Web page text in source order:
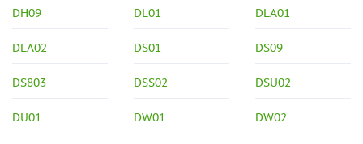
DH09 DL01 DLA01
DLA02 DS01 DS09
DS803 DSS02 DSU02
DU01 DW01 DW02